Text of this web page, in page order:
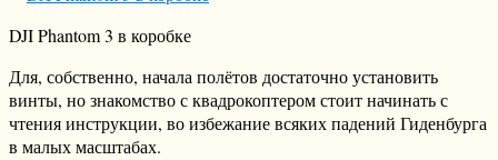
DJI Phantom 3 в коробке
Для, собственно, начала полётов достаточно установить
винты, но знакомство с квадрокоптером стоит начинать с
чтения инструкции, во избежание всяких падений Гиденбурга
в малых масштабах.